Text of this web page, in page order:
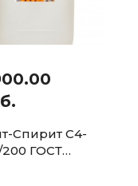
Спирит С4-
200 ГОСТ